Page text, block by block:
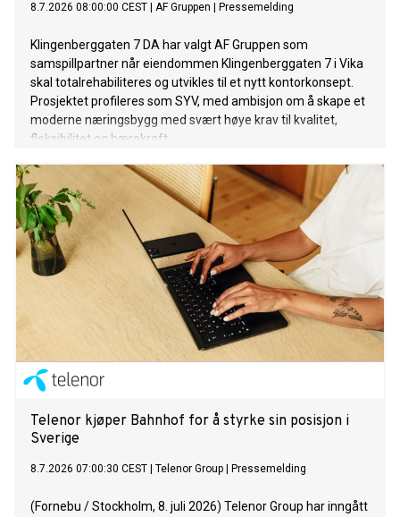
8.7.2026 08:00:00 CEST AF Gruppen Pressemelding
Klingenberggaten 7 DA har valgt AF Gruppen som
samspillpartner når eiendommen Klingenberggaten 7 i Vika
skal totalrehabiliteres og utvikles til et nytt kontorkonsept.
Prosjektet profileres som SYV, med ambisjon om å skape et
moderne næringsbygg med svært høye krav til kvalitet,
fleksibilitet og bærekraft.
Telenor kjøper Bahnhof for å styrke sin posisjon i
Sverige
8.7.2026 07:00:30 CEST Telenor Group Pressemelding
(Fornebu / Stockholm, 8. juli 2026) Telenor Group har inngått